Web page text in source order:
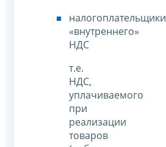
налогоплательщики
«внутреннего»
НДС
т.е.
НДС,
уплачиваемого
при
реализации
товаров